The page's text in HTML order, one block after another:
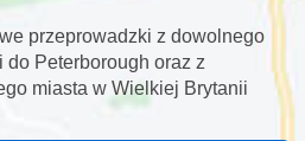
przeprowadzki z dowolnego
Peterborough oraz z
miasta w Wielkiej Brytanii